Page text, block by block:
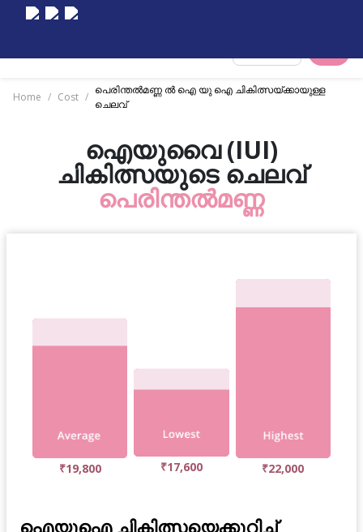
Home / Cost /
പെരിന്തൽമണ്ണ ൽ ഐ യു ഐ ചികിത്സയ്ക്കായുള്ള
ചെലവ്
ഐയുവൈ (IUI)
ചികിത്സയുടെ ചെലവ്
പെരിന്തൽമണ്ണ
₹19,800 ₹17,600 ₹22,000
ഐയുഐ ചികിത്സയെക്കുറിച്ച്